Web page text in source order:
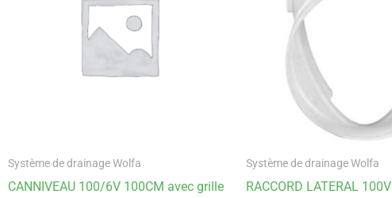
Système de drainage Wolfa
CANNIVEAU 100/6V 100CM avec grille
Système de drainage Wolfa
RACCORD LATERAL 100V